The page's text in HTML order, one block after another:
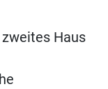
Haus